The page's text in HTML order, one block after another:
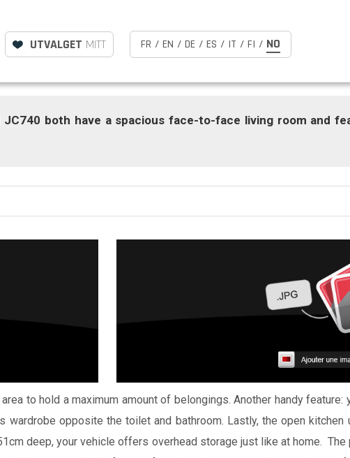
UTVALGET MITT FR / EN / DE / ES / IT / FI / NO
both have a spacious face-to-face living room and
to hold a maximum amount of belongings. Another handy
opposite the toilet and bathroom. Lastly, the open
deep, your vehicle offers overhead storage just like at home.